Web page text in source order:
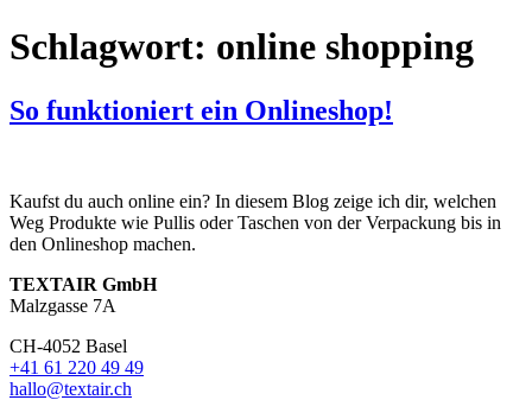
Schlagwort: online shopping
So funktioniert ein Onlineshop!
Kaufst du auch online ein? In diesem Blog zeige ich dir, welchen
Weg Produkte wie Pullis oder Taschen von der Verpackung bis in
den Onlineshop machen.
TEXTAIR GmbH
Malzgasse 7A
CH-4052 Basel
+41 61 220 49 49
hallo@textair.ch